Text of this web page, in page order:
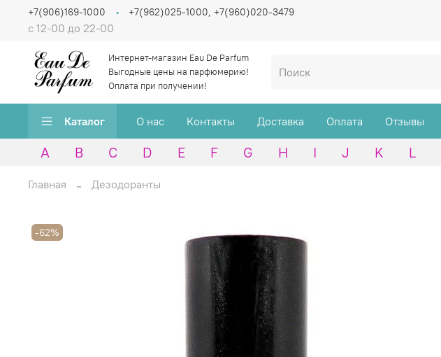
с 12-00 до 22-00
+7(906)169-1000 +7(962)025-1000, +7(960)020-3479
Интернет-магазин Eau De Parfum
Выгодные цены на парфюмерию!
Оплата при получении!
Каталог О нас Контакты Доставка Оплата Отзывы
A B C D E F G H I J K L
Главная Дезодоранты
-62%